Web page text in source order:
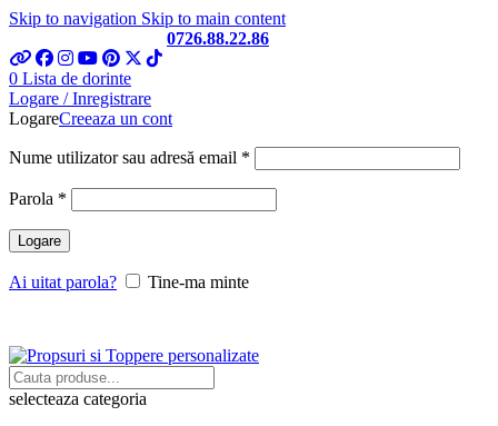
Skip to navigation Skip to main content
0726.88.22.86
0 Lista de dorinte
Logare / Inregistrare
LogareCreeaza un cont
Nume utilizator sau adresă email *
Parola *
Logare
Ai uitat parola? Tine-ma minte
selecteaza categoria